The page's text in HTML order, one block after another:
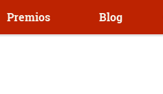
Premios Blog